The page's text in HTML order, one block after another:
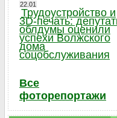
22.01
Трудоустройство и
3D-печать:
облдумы оценили
успехи Волжского
дома
соцобслуживания
Все
фоторепортажи